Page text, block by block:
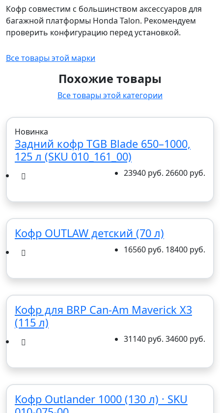
Кофр совместим с большинством аксессуаров для
багажной платформы Honda Talon. Рекомендуем
проверить конфигурацию перед установкой.
Все товары этой марки
Похожие товары
Все товары этой категории
Новинка
Задний кофр TGB Blade 650–1000,
125 л (SKU 010_161_00)
23940 руб. 26600 руб.
Кофр OUTLAW детский (70 л)
16560 руб. 18400 руб.
Кофр для BRP Can-Am Maverick X3
(115 л)
31140 руб. 34600 руб.
Кофр Outlander 1000 (130 л) · SKU